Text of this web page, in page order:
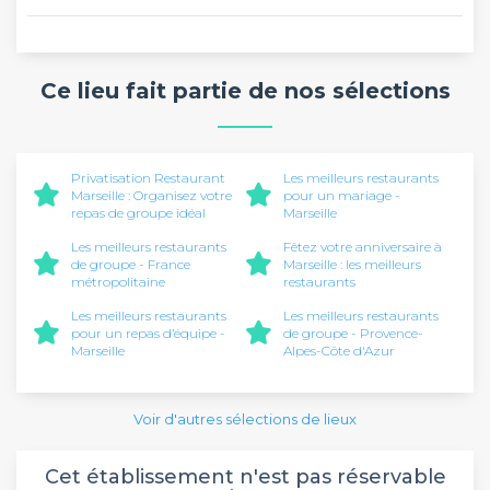
Ce lieu fait partie de nos sélections
Privatisation Restaurant
Marseille : Organisez votre
repas de groupe idéal
Les meilleurs restaurants
pour un mariage -
Marseille
Les meilleurs restaurants
de groupe - France
métropolitaine
Fêtez votre anniversaire à
Marseille : les meilleurs
restaurants
Les meilleurs restaurants
pour un repas d’équipe -
Marseille
Les meilleurs restaurants
de groupe - Provence-
Alpes-Côte d'Azur
Voir d'autres sélections de lieux
Cet établissement n'est pas réservable